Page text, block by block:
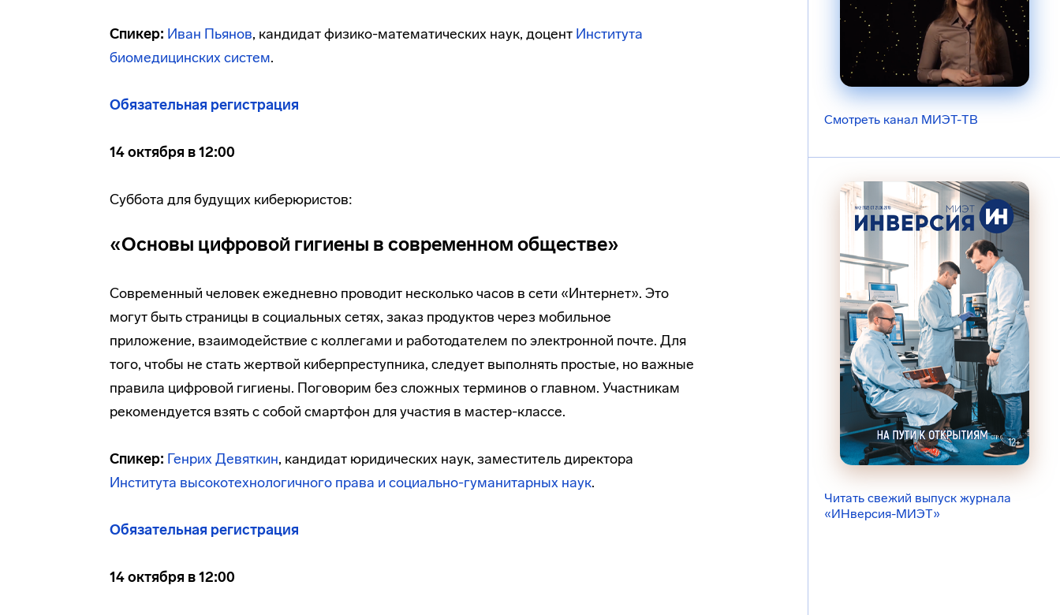
Спикер: Иван Пьянов, кандидат физико-математических наук, доцент Института
биомедицинских систем.
Обязательная регистрация
14 октября в 12:00
Суббота для будущих киберюристов:
«Основы цифровой гигиены в современном обществе»
Современный человек ежедневно проводит несколько часов в сети «Интернет». Это
могут быть страницы в социальных сетях, заказ продуктов через мобильное
приложение, взаимодействие с коллегами и работодателем по электронной почте. Для
того, чтобы не стать жертвой киберпреступника, следует выполнять простые, но важные
правила цифровой гигиены. Поговорим без сложных терминов о главном. Участникам
рекомендуется взять с собой смартфон для участия в мастер-классе.
Спикер: Генрих Девяткин, кандидат юридических наук, заместитель директора
Института высокотехнологичного права и социально-гуманитарных наук.
Обязательная регистрация
14 октября в 12:00
Смотреть канал МИЭТ-ТВ
Читать свежий выпуск журнала
«ИНверсия-МИЭТ»